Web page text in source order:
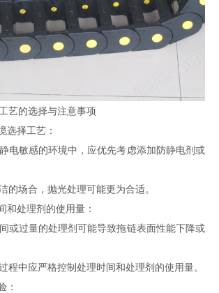
的选择与注意事项
择工艺：
敏感的环境中，应优先考虑添加防静电剂或
场合，抛光处理可能更为合适。
处理剂的使用量：
过量的处理剂可能导致拖链表面性能下降或
中应严格控制处理时间和处理剂的使用量。